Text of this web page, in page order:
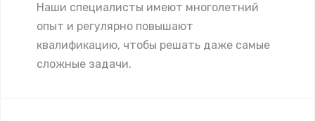
Наши специалисты имеют многолетний
опыт и регулярно повышают
квалификацию, чтобы решать даже самые
сложные задачи.